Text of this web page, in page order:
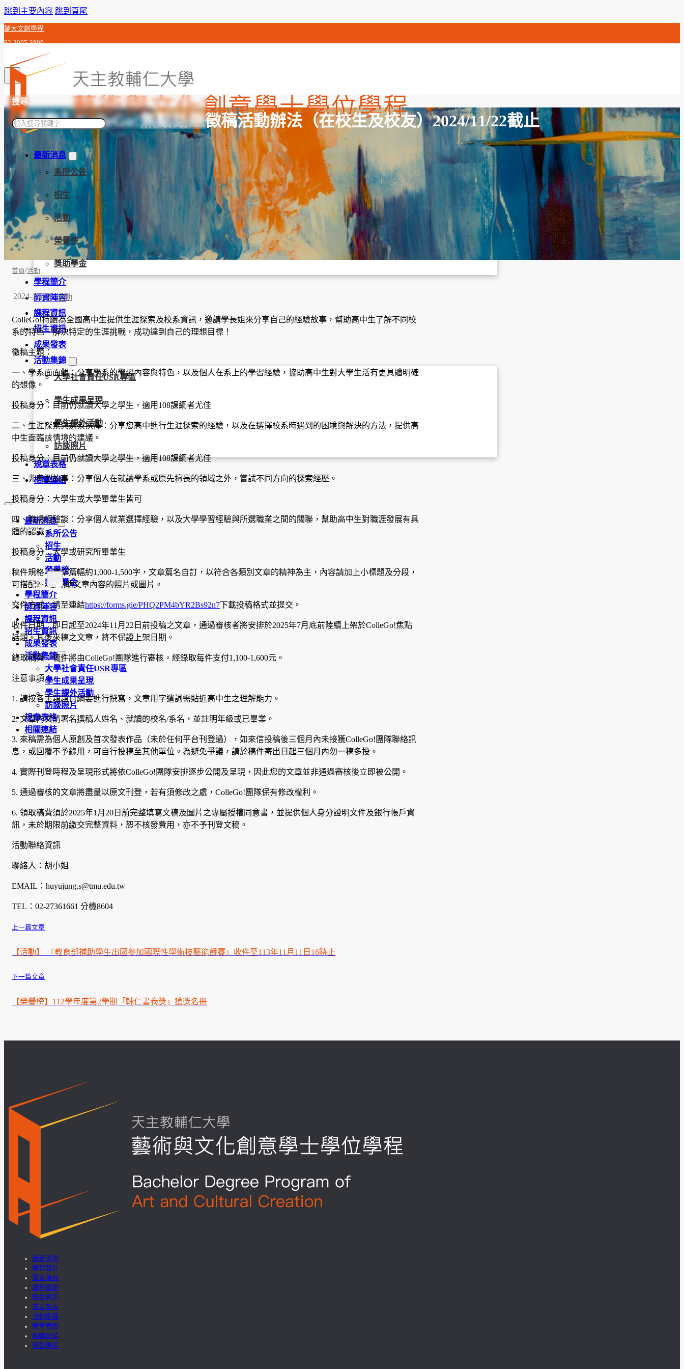
跳到主要內容 跳到頁尾
輔大文創學程
02-2905-3899
c0j992010@gmail.com
搜尋
搜
尋
×
最新消息
系所公告
招生
活動
榮譽榜
獎助學金
學程簡介
師資陣容
課程資訊
招生資訊
成果發表
活動集錦
大學社會責任USR專區
學生成果呈現
學生課外活動
訪談照片
規章表格
相關連結
最新消息
系所公告
招生
活動
榮譽榜
獎助學金
學程簡介
師資陣容
課程資訊
招生資訊
成果發表
活動集錦
大學社會責任USR專區
學生成果呈現
學生課外活動
訪談照片
規章表格
相關連結
【活動】ColleGo!焦點話題徵稿活動辦法（在校生及校友）2024/11/22截止
首頁/活動
2024-10-22 活動
ColleGo!持續為全國高中生提供生涯探索及校系資訊，邀請學長姐來分享自己的經驗故事，幫助高中生了解不同校
系的特色、解決特定的生涯挑戰，成功達到自己的理想目標！
徵稿主題：
一、學系面面觀：分享學系的學習內容與特色，以及個人在系上的學習經驗，協助高中生對大學生活有更具體明確
的想像。
投稿身分：目前仍就讀大學之學生，適用108課綱者尤佳
二、生涯探索與選系抉擇：分享您高中進行生涯探索的經驗，以及在選擇校系時遇到的困境與解決的方法，提供高
中生面臨該情境的建議。
投稿身分：目前仍就讀大學之學生，適用108課綱者尤佳
三、非典型故事：分享個人在就讀學系或原先擅長的領域之外，嘗試不同方向的探索經歷。
投稿身分：大學生或大學畢業生皆可
四、職場經驗談：分享個人就業選擇經驗，以及大學學習經驗與所選職業之間的關聯，幫助高中生對職涯發展有具
體的認識。
投稿身分：大學或研究所畢業生
稿件規格：文章篇幅約1,000-1,500字，文章篇名自訂，以符合各類別文章的精神為主，內容請加上小標題及分段，
可搭配2~3張輔助文章內容的照片或圖片。
交件方式：請至連結https://forms.gle/PHQ2PM4bYR2Bs92n7下載投稿格式並提交。
收件日期：即日起至2024年11月22日前投稿之文章，通過審核者將安排於2025年7月底前陸續上架於ColleGo!焦點
話題。其後來稿之文章，將不保證上架日期。
錄取稿費：稿件將由ColleGo!團隊進行審核，經錄取每件支付1,100-1,600元。
注意事項：
1. 請按各主題題目綱要進行撰寫，文章用字遣詞需貼近高中生之理解能力。
2. 文章內文請署名撰稿人姓名、就讀的校名/系名，並註明年級或已畢業。
3. 來稿需為個人原創及首次發表作品（未於任何平台刊登過），如來信投稿後三個月內未接獲ColleGo!團隊聯絡訊
息，或回覆不予錄用，可自行投稿至其他單位。為避免爭議，請於稿件寄出日起三個月內勿一稿多投。
4. 實際刊登時程及呈現形式將依ColleGo!團隊安排逐步公開及呈現，因此您的文章並非通過審核後立即被公開。
5. 通過審核的文章將盡量以原文刊登，若有須修改之處，ColleGo!團隊保有修改權利。
6. 領取稿費須於2025年1月20日前完整填寫文稿及圖片之專屬授權同意書，並提供個人身分證明文件及銀行帳戶資
訊，未於期限前繳交完整資料，恕不核發費用，亦不予刊登文稿。
活動聯絡資訊
聯絡人：胡小姐
EMAIL：huyujung.s@tmu.edu.tw
TEL：02-27361661 分機8604
上一篇文章
【活動】 『教育部補助學生出國參加國際性學術技藝能競賽』收件至113年11月11日16時止
下一篇文章
【榮譽榜】112學年度第2學期「輔仁書卷獎」獲獎名冊
最新消息
學程簡介
師資陣容
課程資訊
招生資訊
成果發表
活動集錦
規章表格
相關連結
募款專區